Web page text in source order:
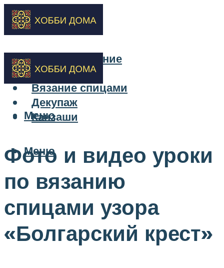
Бисероплетение
Вышивка
Вязание спицами
Декупаж
Канзаши
Меню
Меню
Фото и видео уроки
по вязанию
спицами узора
«Болгарский крест»